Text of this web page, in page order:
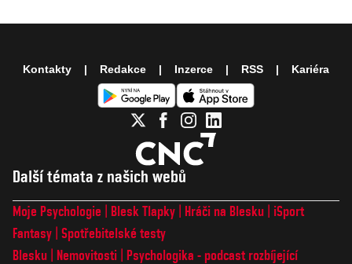
Další témata z našich webů
Moje Psychologie Blesk Tlapky Hráči na Blesku
iSport
Fantasy Spotřebitelské testy
Blesku
Nemovitosti
Psychologika - podcast rozbíjející
Kontakty Redakce Inzerce RSS Kariéra